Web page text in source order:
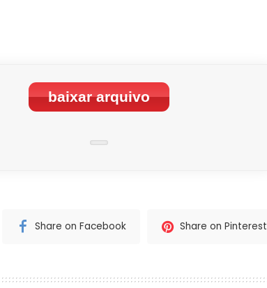
baixar arquivo
Share on Facebook Share on Pinterest